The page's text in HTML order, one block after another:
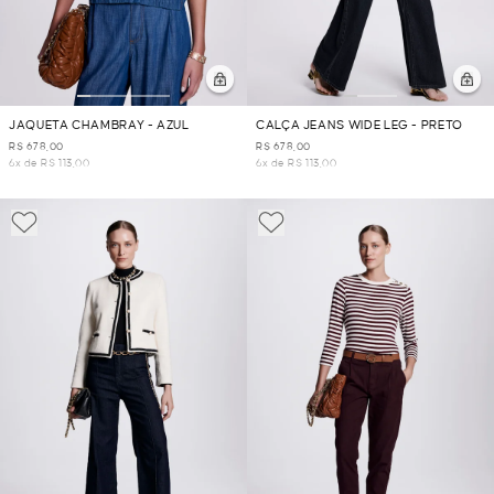
JAQUETA CHAMBRAY - AZUL
R$ 678,00
6x de R$ 113,00
CALÇA JEANS WIDE LEG - PRETO
R$ 678,00
6x de R$ 113,00